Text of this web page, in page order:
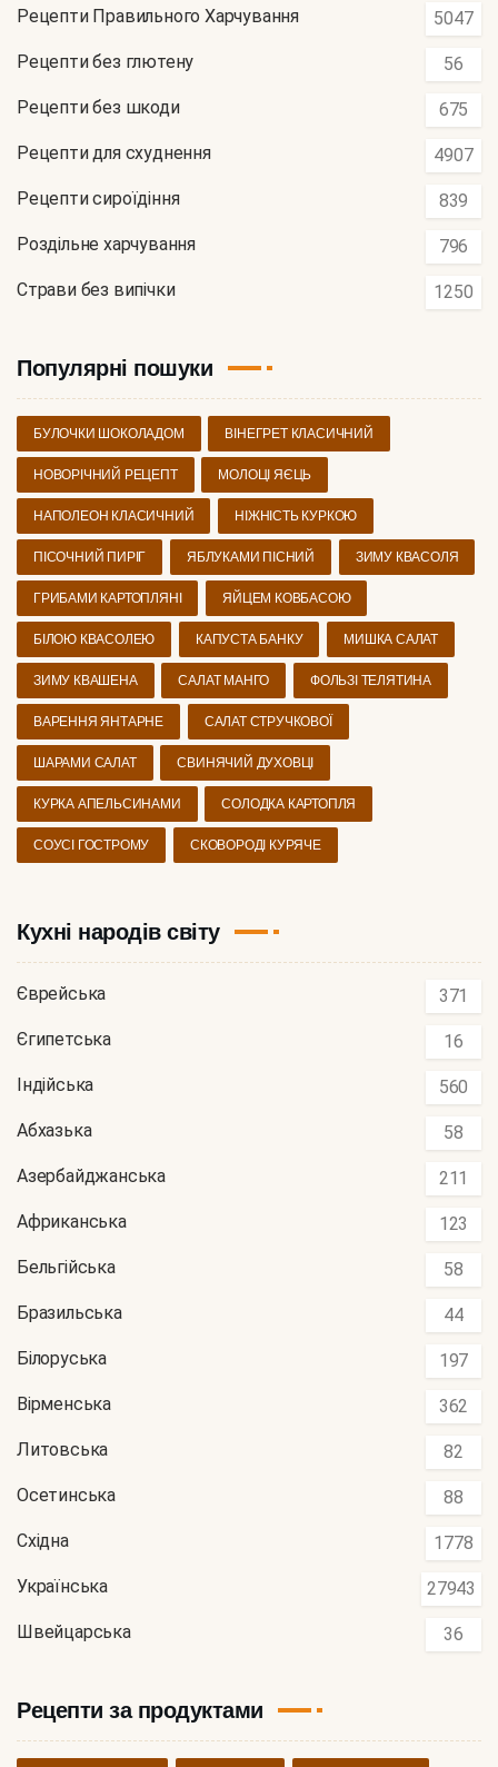
Рецепти Правильного Харчування 5047
Рецепти без глютену 56
Рецепти без шкоди 675
Рецепти для схуднення 4907
Рецепти сироїдіння 839
Роздільне харчування 796
Страви без випічки 1250
Популярні пошуки
БУЛОЧКИ ШОКОЛАДОМ ВІНЕГРЕТ КЛАСИЧНИЙ
НОВОРІЧНИЙ РЕЦЕПТ МОЛОЦІ ЯЄЦЬ
НАПОЛЕОН КЛАСИЧНИЙ НІЖНІСТЬ КУРКОЮ
ПІСОЧНИЙ ПИРІГ ЯБЛУКАМИ ПІСНИЙ ЗИМУ КВАСОЛЯ
ГРИБАМИ КАРТОПЛЯНІ ЯЙЦЕМ КОВБАСОЮ
БІЛОЮ КВАСОЛЕЮ КАПУСТА БАНКУ МИШКА САЛАТ
ЗИМУ КВАШЕНА САЛАТ МАНГО ФОЛЬЗІ ТЕЛЯТИНА
ВАРЕННЯ ЯНТАРНЕ САЛАТ СТРУЧКОВОЇ
ШАРАМИ САЛАТ СВИНЯЧИЙ ДУХОВЦІ
КУРКА АПЕЛЬСИНАМИ СОЛОДКА КАРТОПЛЯ
СОУСІ ГОСТРОМУ СКОВОРОДІ КУРЯЧЕ
Кухні народів світу
Єврейська 371
Єгипетська 16
Індійська 560
Абхазька 58
Азербайджанська 211
Африканська 123
Бельгійська 58
Бразильська 44
Білоруська 197
Вірменська 362
Литовська 82
Осетинська 88
Східна 1778
Українська 27943
Швейцарська 36
Рецепти за продуктами